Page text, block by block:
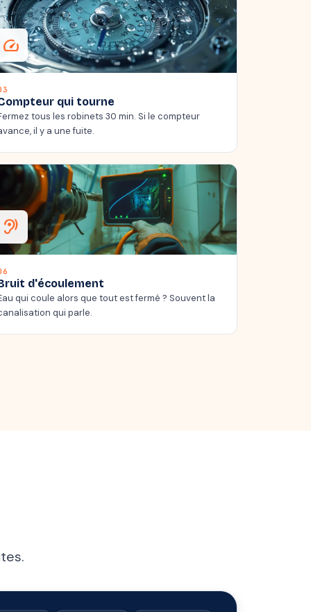
speed
qui tourne
tous les robinets 30 min. Si le compteur
il y a une fuite.
hearing
d'écoulement
qui coule alors que tout est fermé ? Souvent la
qui parle.